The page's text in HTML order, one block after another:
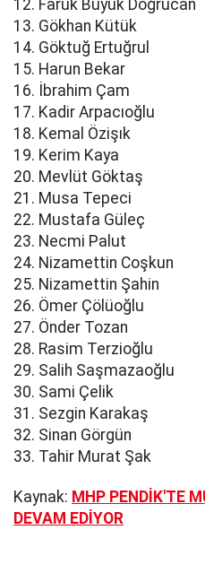
12. Faruk Büyük Doğrucan
13. Gökhan Kütük
14. Göktuğ Ertuğrul
15. Harun Bekar
16. İbrahim Çam
17. Kadir Arpacıoğlu
18. Kemal Özişık
19. Kerim Kaya
20. Mevlüt Göktaş
21. Musa Tepeci
22. Mustafa Güleç
23. Necmi Palut
24. Nizamettin Coşkun
25. Nizamettin Şahin
26. Ömer Çölüoğlu
27. Önder Tozan
28. Rasim Terzioğlu
29. Salih Saşmazaoğlu
30. Sami Çelik
31. Sezgin Karakaş
32. Sinan Görgün
33. Tahir Murat Şak
Kaynak: MHP PENDİK'TE
DEVAM EDİYOR